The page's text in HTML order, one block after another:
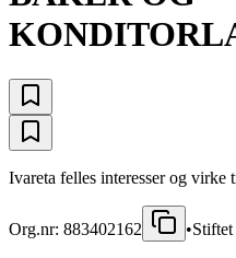
Ivareta felles interesser og virke
Org.nr: 883402162 •Stiftet